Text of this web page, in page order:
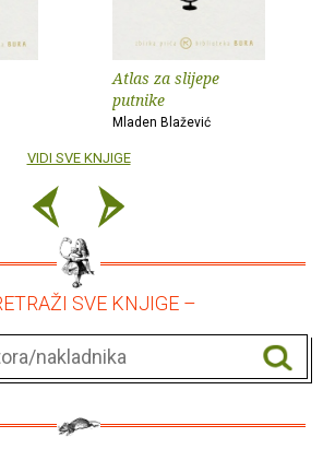
Atlas za slijepe
putnike
Mladen Blažević
VIDI SVE KNJIGE
SVE KNJIGE –